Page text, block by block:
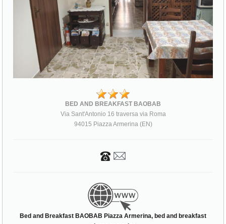
Via Sant'Antonio 16 traversa via Roma
94015 Piazza Armerina (EN)
Bed and Breakfast BAOBAB Piazza Armerina, bed and breakfast
piazza armerina